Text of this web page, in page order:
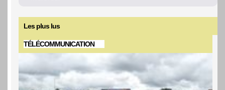
Jeudi
14 août
Vendredi
15 août
Samedi 36° 22°
Les plus lus
TÉLÉCOMMUNICATION